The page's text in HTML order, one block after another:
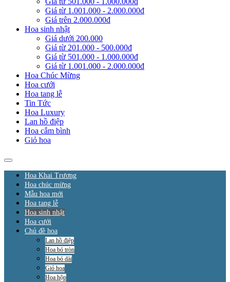
Giá từ 1.001.000 - 2.000.000đ
Giá trên 2.000.000đ
Hoa sinh nhật
Giá dưới 200.000
Giá từ 201.000 - 500.000đ
Giá từ 501.000 - 1.000.000đ
Giá từ 1.001.000 - 2.000.000đ
Hoa Chúc Mừng
Hoa cưới
Hoa tang lễ
Tin Tức
Hoa Luxury
Lan hồ điệp
Hoa cắm bình
Giỏ hoa
Hoa Khai Trương
Hoa chúc mừng
Mẫu hoa mới
Hoa tang lễ
Hoa sinh nhật
Hoa cưới
Chủ đề hoa
Lan hồ điệp
Hoa bó tròn
Hoa bó dài
Giỏ hoa
Hoa hộp